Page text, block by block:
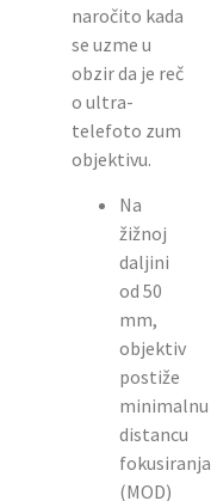
naročito kada
se uzme u
obzir da je reč
o ultra-
telefoto zum
objektivu.
Na
žižnoj
daljini
od 50
mm,
objektiv
postiže
minimalnu
distancu
fokusiranja
(MOD)